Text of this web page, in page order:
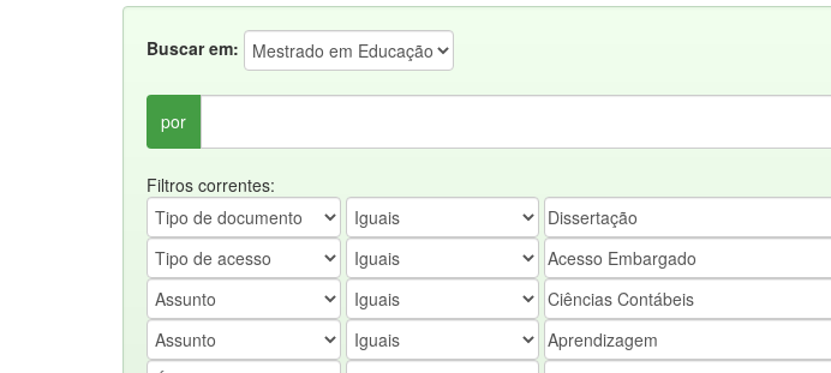
Buscar em:
por
Filtros correntes: